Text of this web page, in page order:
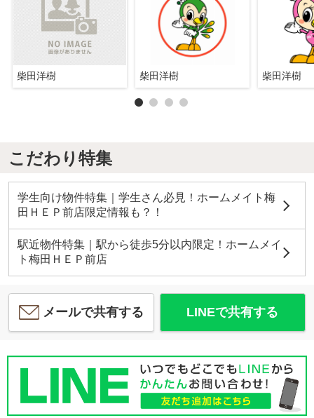
柴田洋樹 柴田洋樹 柴田洋樹
こだわり特集
学生向け物件特集｜学生さん必見！ホームメイト梅
田ＨＥＰ前店限定情報も？！
駅近物件特集｜駅から徒歩5分以内限定！ホームメイ
ト梅田ＨＥＰ前店
メールで共有する LINEで共有する